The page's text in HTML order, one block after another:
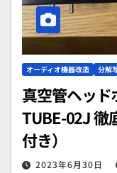
オーディオ機器改造 分解
真空管ヘッド
TUBE-02J 徹
付き）
2023年6月30日